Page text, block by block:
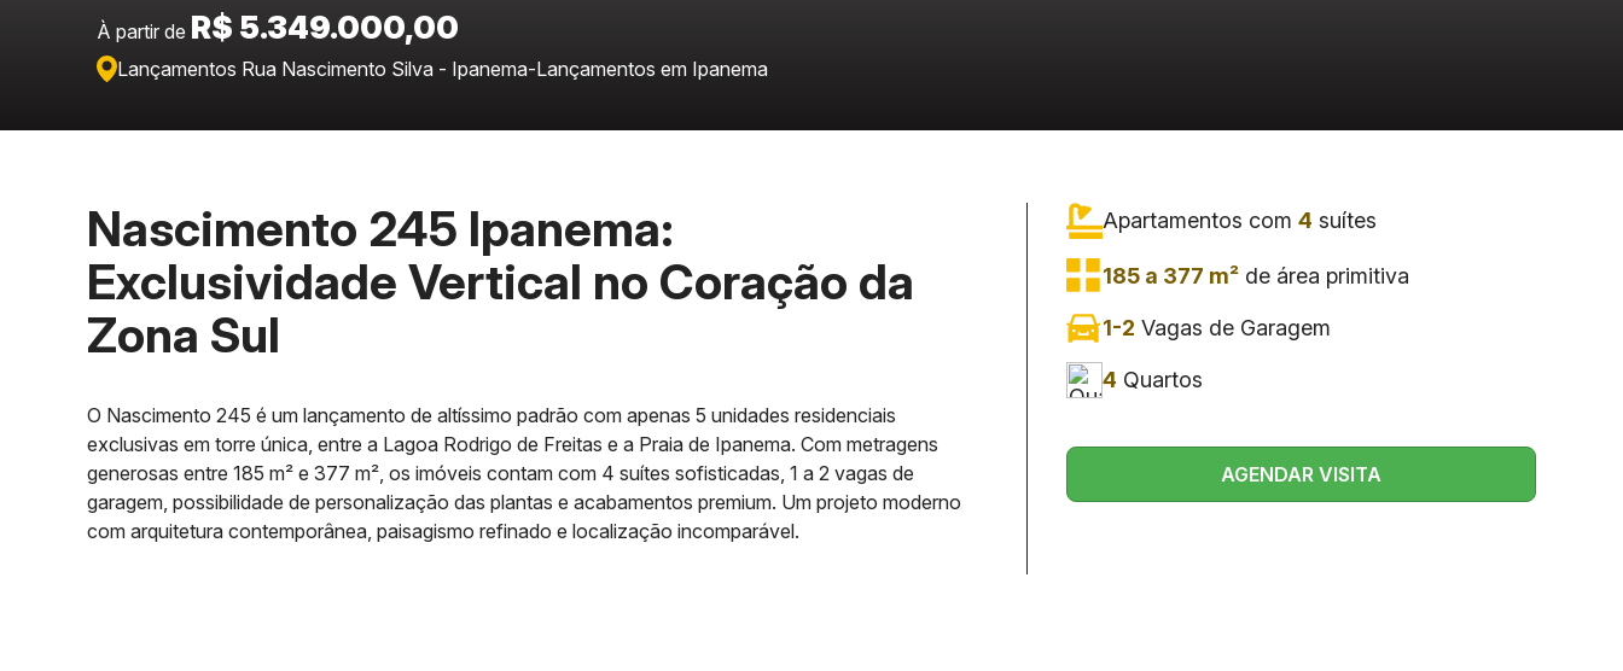
À partir de R$ 5.349.000,00
Lançamentos Rua Nascimento Silva - Ipanema-Lançamentos em Ipanema
Nascimento 245 Ipanema:
Exclusividade Vertical no Coração da
Zona Sul
O Nascimento 245 é um lançamento de altíssimo padrão com apenas 5 unidades residenciais
exclusivas em torre única, entre a Lagoa Rodrigo de Freitas e a Praia de Ipanema. Com metragens
generosas entre 185 m² e 377 m², os imóveis contam com 4 suítes sofisticadas, 1 a 2 vagas de
garagem, possibilidade de personalização das plantas e acabamentos premium. Um projeto moderno
com arquitetura contemporânea, paisagismo refinado e localização incomparável.
Apartamentos com 4 suítes
185 a 377 m²de área primitiva
1-2 Vagas de Garagem
4 Quartos
AGENDAR VISITA